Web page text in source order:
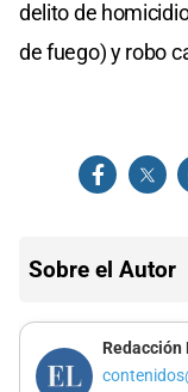
delito de
de fuego) y robo
Sobre el Autor
Redacción